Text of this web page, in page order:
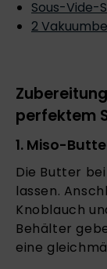
Sous-Vide-
2
perfektem
1. Miso-
Die Butter
lassen.
Knoblauch
Behälter
eine